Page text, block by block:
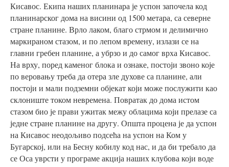
Кисавос. Екипа наших планинара је успон започела код
планинарског дома на висини од 1500 метара, са северне
стране планине. Врло лаком, благо стрмом и делимично
маркираном стазом, и по лепом времену, излази се на
главни гребен планине, а убрзо и до самог врха Кисавос.
На врху, поред каменог блока и ознаке, постоји звоно које
по веровању треба да отера зле духове са планине, али
постоји и мали подземни објекат који може послужити као
склониште током невремена. Повратак до дома истом
стазом био је прави ужитак межу облацима који прелазе са
једне стране планине на другу. Општа процена је да успон
на Кисавос неодољиво подсећа на успон на Ком у
Бугарској, или на Бесну кобилу код нас, и да би требало да
се Оса уврсти у програме акција наших клубова који воде